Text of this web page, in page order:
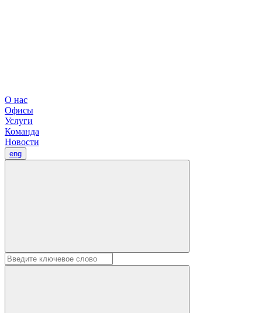
О нас
Офисы
Услуги
Команда
Новости
eng